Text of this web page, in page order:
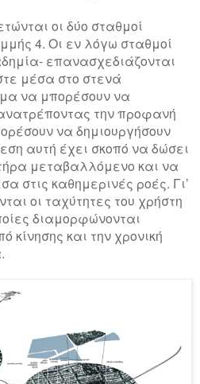
οι δύο σταθμοί
4. Οι εν λόγω σταθμοί
επανασχεδιάζονται
μέσα στο στενά
να μπορέσουν να
την προφανή
να δημιουργήσουν
αυτή έχει σκοπό να δώσει
μεταβαλλόμενο και να
στις καθημερινές ροές. Γι’
οι ταχύτητες του χρήστη
διαμορφώνονται
κίνησης και την χρονική